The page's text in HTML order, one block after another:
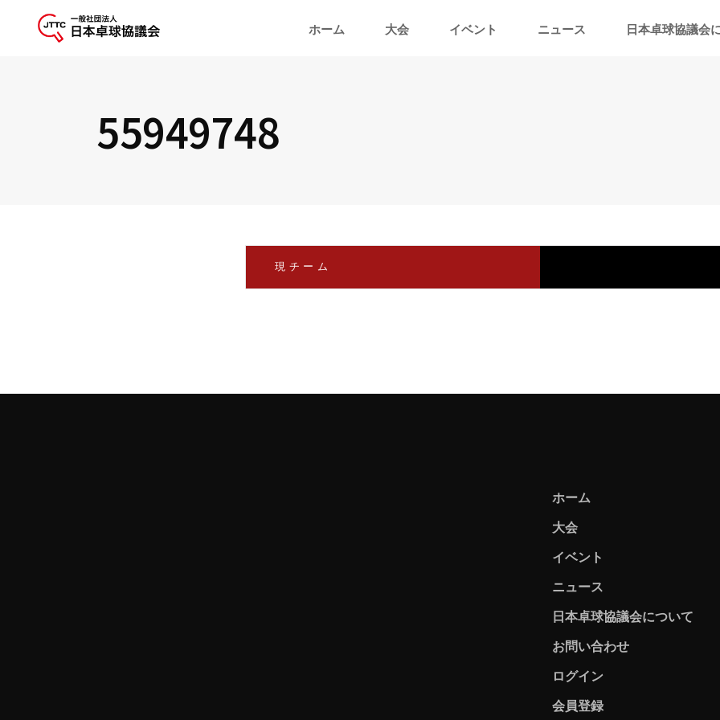
ホーム 大会 イベント ニュース 日本卓球協議会
55949748
現チーム
ホーム
大会
イベント
ニュース
日本卓球協議会について
お問い合わせ
ログイン
会員登録